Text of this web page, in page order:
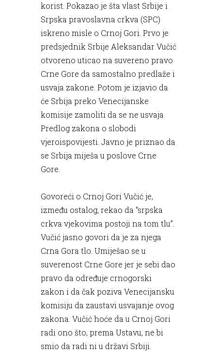
korist. Pokazao je šta vlast Srbije i
Srpska pravoslavna crkva (SPC)
iskreno misle o Crnoj Gori. Prvo je
predsjednik Srbije Aleksandar Vučić
otvoreno uticao na suvereno pravo
Crne Gore da samostalno predlaže i
usvaja zakone. Potom je izjavio da
će Srbija preko Venecijanske
komisije zamoliti da se ne usvaja
Predlog zakona o slobodi
vjeroispovijesti. Javno je priznao da
se Srbija miješa u poslove Crne
Gore.
Govoreći o Crnoj Gori Vučić je,
između ostalog, rekao da “srpska
crkva vjekovima postoji na tom tlu”.
Vučić jasno govori da je za njega
Crna Gora tlo. Umiješao se u
suverenost Crne Gore jer je sebi dao
pravo da određuje crnogorski
zakon i da čak poziva Venecijansku
komisiju da zaustavi usvajanje ovog
zakona. Vučić hoće da u Crnoj Gori
radi ono što, prema Ustavu, ne bi
smio da radi ni u državi Srbiji.